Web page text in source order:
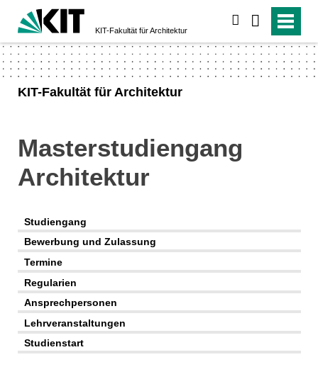
KIT-Fakultät für Architektur
KIT-Fakultät für Architektur
Master­studiengang
Archi­tektur
Studiengang
Bewerbung und Zulassung
Termine
Regularien
Ansprechpersonen
Lehrveranstaltungen
Studienstart